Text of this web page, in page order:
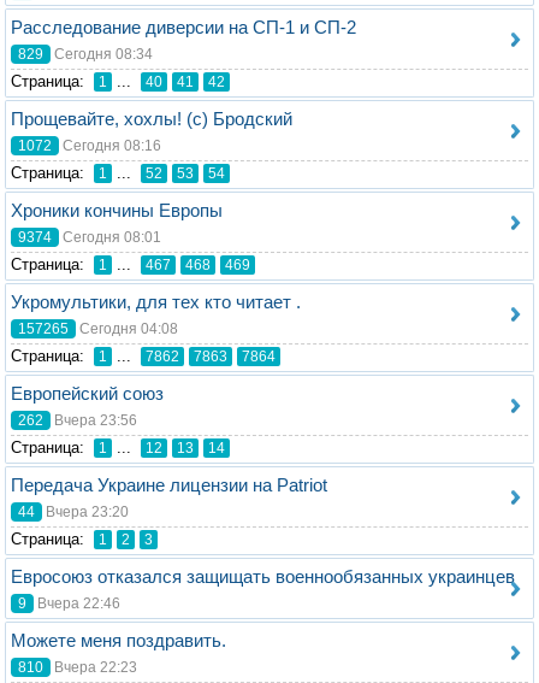
Расследование диверсии на СП-1 и СП-2
829 Сегодня 08:34
Стрaница: 1 40 41 42
Прощевайте, хохлы! (с) Бродский
1072 Сегодня 08:16
Стрaница: 1 52 53 54
Хроники кончины Европы
9374 Сегодня 08:01
Стрaница: 1 467 468 469
Укромультики, для тех кто читает .
157265 Сегодня 04:08
Стрaница: 1 7862 7863 7864
Европейский союз
262 Вчера 23:56
Стрaница: 1 12 13 14
Передача Украине лицензии на Patriot
44 Вчера 23:20
Стрaница: 1 2 3
Евросоюз отказался защищать военнообязанных украинцев
9 Вчера 22:46
Можете меня поздравить.
810 Вчера 22:23